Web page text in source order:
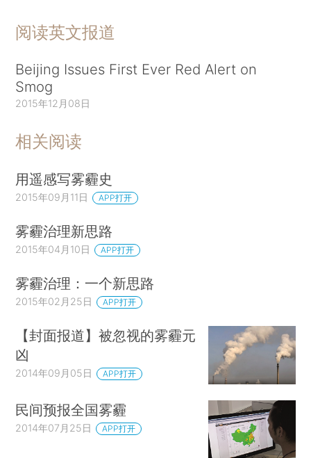
阅读英文报道
Beijing Issues First Ever Red Alert on
Smog
2015年12月08日
相关阅读
用遥感写雾霾史
2015年09月11日 APP打开
雾霾治理新思路
2015年04月10日 APP打开
雾霾治理：一个新思路
2015年02月25日 APP打开
【封面报道】被忽视的雾霾元
凶
2014年09月05日 APP打开
民间预报全国雾霾
2014年07月25日 APP打开